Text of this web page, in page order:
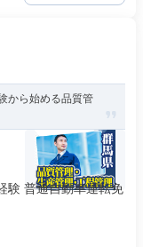
から始める品質管
験 普通自動車運転免